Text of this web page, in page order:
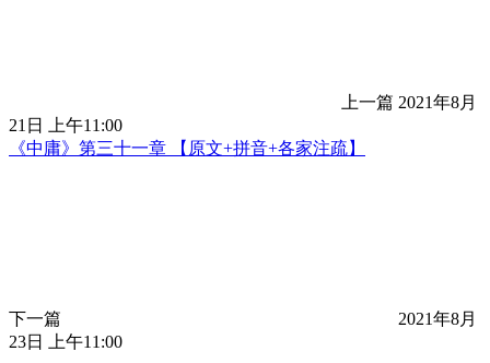
上一篇 2021年8月
21日 上午11:00
《中庸》第三十一章 【原文+拼音+各家注疏】
下一篇
2021年8月
23日 上午11:00